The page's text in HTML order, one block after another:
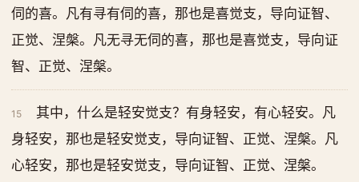
伺的喜。凡有寻有伺的喜，那也是喜觉支，导向证智、
正觉、涅槃。凡无寻无伺的喜，那也是喜觉支，导向证
智、正觉、涅槃。
15
其中，什么是轻安觉支？有身轻安，有心轻安。凡
身轻安，那也是轻安觉支，导向证智、正觉、涅槃。凡
心轻安，那也是轻安觉支，导向证智、正觉、涅槃。